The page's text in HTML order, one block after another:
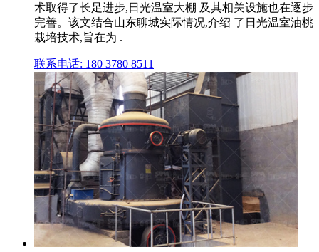
术取得了长足进步,日光温室大棚 及其相关设施也在逐步
完善。该文结合山东聊城实际情况,介绍 了日光温室油桃
栽培技术,旨在为 .
联系电话: 180 3780 8511